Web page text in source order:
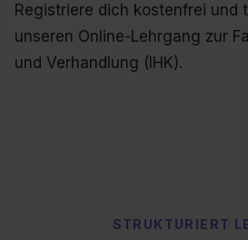
Registriere dich kostenfrei und
unseren Online-Lehrgang zur
und Verhandlung (IHK).
STRUKTURIERT